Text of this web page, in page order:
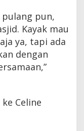
pulang pun,
Kayak mau
ya, tapi ada
dengan
Celine